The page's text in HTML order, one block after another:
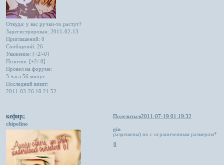
Откуда: у вас ручки-то растут?
Зарегистрирован: 2011-02-13
Приглашений: 0
Сообщений: 26
Уважение: [+2/-0]
Позитив: [+2/-0]
Провел на форуме:
3 часа 56 минут
Последний визит:
2011-03-26 10:21:52
Поделиться2011-07-19 01:19:32
кефир;
chipolino
gin
разрешены) но с ограниченным размером*
0